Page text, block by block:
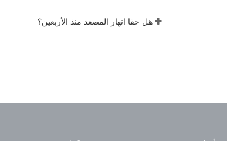
هل حقا انهار المصعد منذ الأربعين؟